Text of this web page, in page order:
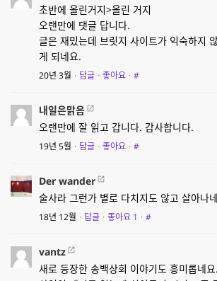
초반에 올린거지>올린 거지
오랜만에 댓글 답니다.
글은 재밌는데 브릿지 사이트가 익숙하지
게 되네요.
20년 3월 · 답글 · 좋아요 · #
내일은맑음
오랜만에 잘 읽고 갑니다. 감사합니다.
19년 5월 · 답글 · 좋아요 · #
Der wander
술사라 그런가 별로 다치지도 않고 살아나
18년 12월 · 답글 · 좋아요 1 · #
vantz
새로 등장한 송백상회 이야기도 흥미롭네요.